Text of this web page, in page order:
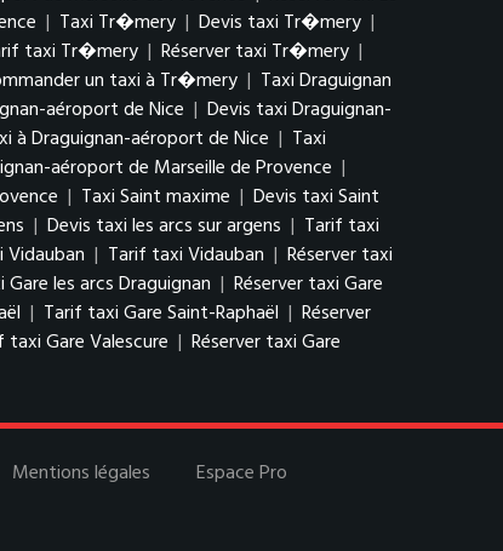
| Taxi Tr�mery | Devis taxi Tr�mery |
taxi Tr�mery | Réserver taxi Tr�mery |
un taxi à Tr�mery | Taxi Draguignan
aéroport de Nice | Devis taxi Draguignan-
à Draguignan-aéroport de Nice | Taxi
aéroport de Marseille de Provence |
| Taxi Saint maxime | Devis taxi Saint
| Devis taxi les arcs sur argens | Tarif taxi
Vidauban | Tarif taxi Vidauban | Réserver taxi
les arcs Draguignan | Réserver taxi Gare
| Tarif taxi Gare Saint-Raphaël | Réserver
taxi Gare Valescure | Réserver taxi Gare
Mentions légales Espace Pro